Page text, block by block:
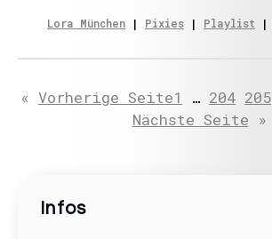
Lora München | Pixies | Playlist |
« Vorherige Seite1 … 204 205
Nächste Seite »
Infos